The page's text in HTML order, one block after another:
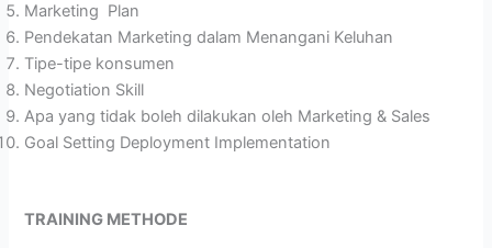
Marketing Plan
Pendekatan Marketing dalam Menangani Keluhan
Tipe-tipe konsumen
Negotiation Skill
Apa yang tidak boleh dilakukan oleh Marketing & Sales
Goal Setting Deployment Implementation
TRAINING METHODE